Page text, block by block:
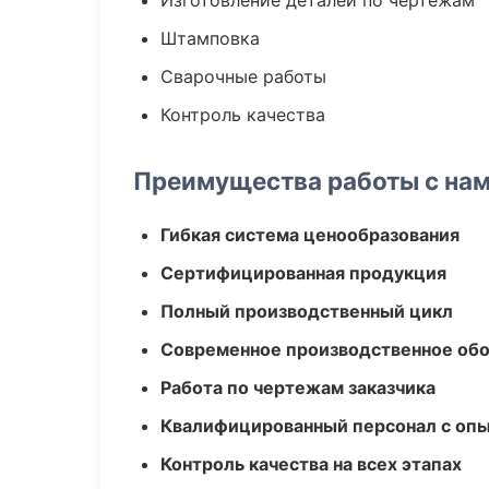
Штамповка
Сварочные работы
Контроль качества
Преимущества работы с
Гибкая система ценообразования
Сертифицированная продукция
Полный производственный цикл
Современное производственное
Работа по чертежам заказчика
Квалифицированный персонал с
Контроль качества на всех этапах